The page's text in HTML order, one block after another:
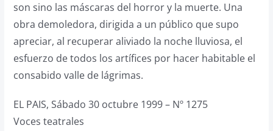
son sino las máscaras del horror y la muerte. Una
obra demoledora, dirigida a un público que supo
apreciar, al recuperar aliviado la noche lluviosa, el
esfuerzo de todos los artífices por hacer habitable el
consabido valle de lágrimas.
EL PAIS, Sábado 30 octubre 1999 – Nº 1275
Voces teatrales